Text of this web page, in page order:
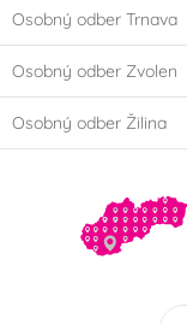
Osobný odber Trnava
Osobný odber Zvolen
Osobný odber Žilina